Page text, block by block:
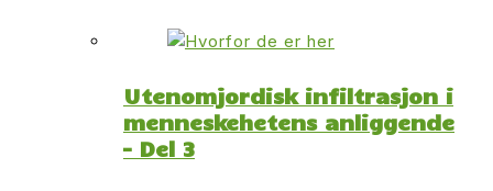
Utenomjordisk infiltrasjon i
menneskehetens anliggende
– Del 3